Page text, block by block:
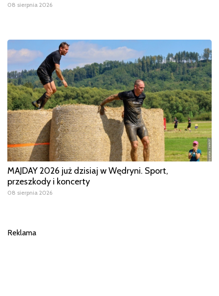
08 sierpnia 2026
MAJDAY 2026 już dzisiaj w Wędryni. Sport,
przeszkody i koncerty
08 sierpnia 2026
Reklama